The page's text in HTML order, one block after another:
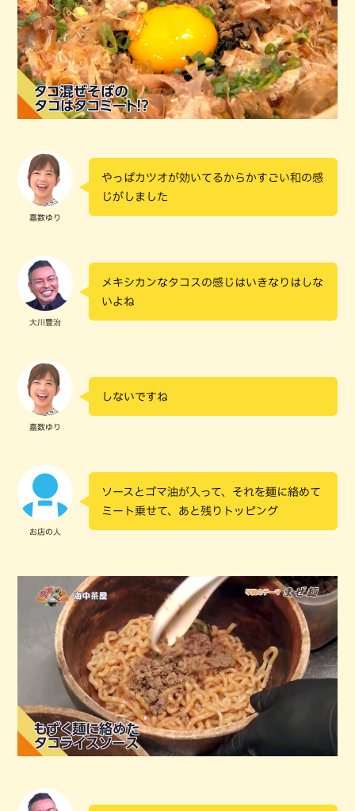
嘉数ゆり
やっぱカツオが効いてるからかすごい和の感
じがしました
大川豊治
メキシカンなタコスの感じはいきなりはしな
いよね
嘉数ゆり
しないですね
お店の人
ソースとゴマ油が入って、それを麺に絡めて
ミート乗せて、あと残りトッピング